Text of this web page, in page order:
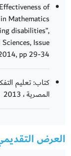
of
Mathematics
disabilities”,
Issue
pp 29-34.
كتاب: تعليم
المصرية ، 2013
العرض